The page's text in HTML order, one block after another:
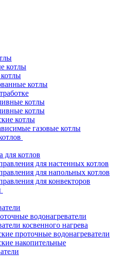
котлы
котлы
котлы
котлы
котлы
газовые котлы
для котлов
для настенных котлов
для напольных котлов
для конвекторов
водонагреватели
косвенного нагрева
проточные водонагреватели
накопительные